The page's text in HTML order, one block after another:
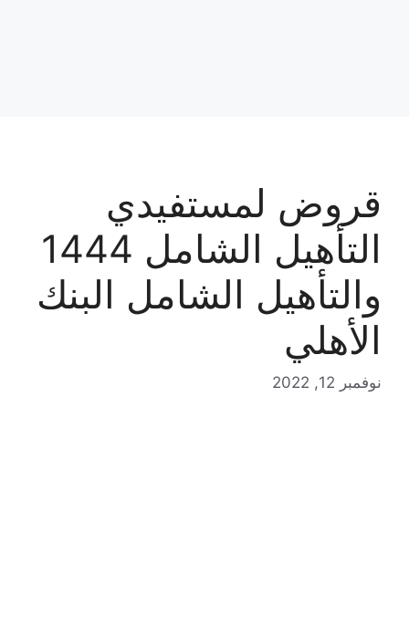
قروض لمستفيدي
التأهيل الشامل 1444
والتأهيل الشامل البنك
الأهلي
نوفمبر 12, 2022